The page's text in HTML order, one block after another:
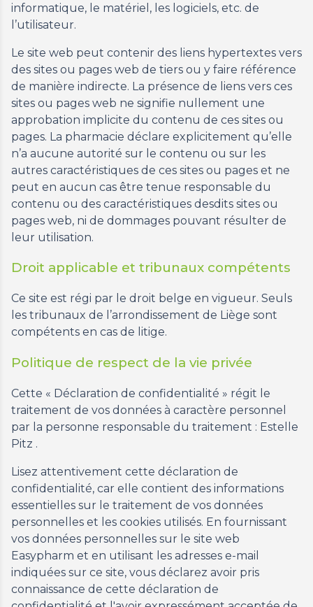
informatique, le matériel, les logiciels, etc. de
l’utilisateur.
Le site web peut contenir des liens hypertextes vers
des sites ou pages web de tiers ou y faire référence
de manière indirecte. La présence de liens vers ces
sites ou pages web ne signifie nullement une
approbation implicite du contenu de ces sites ou
pages. La pharmacie déclare explicitement qu’elle
n’a aucune autorité sur le contenu ou sur les
autres caractéristiques de ces sites ou pages et ne
peut en aucun cas être tenue responsable du
contenu ou des caractéristiques desdits sites ou
pages web, ni de dommages pouvant résulter de
leur utilisation.
Droit applicable et tribunaux compétents
Ce site est régi par le droit belge en vigueur. Seuls
les tribunaux de l’arrondissement de Liège sont
compétents en cas de litige.
Politique de respect de la vie privée
Cette « Déclaration de confidentialité » régit le
traitement de vos données à caractère personnel
par la personne responsable du traitement : Estelle
Pitz .
Lisez attentivement cette déclaration de
confidentialité, car elle contient des informations
essentielles sur le traitement de vos données
personnelles et les cookies utilisés. En fournissant
vos données personnelles sur le site web
Easypharm et en utilisant les adresses e-mail
indiquées sur ce site, vous déclarez avoir pris
connaissance de cette déclaration de